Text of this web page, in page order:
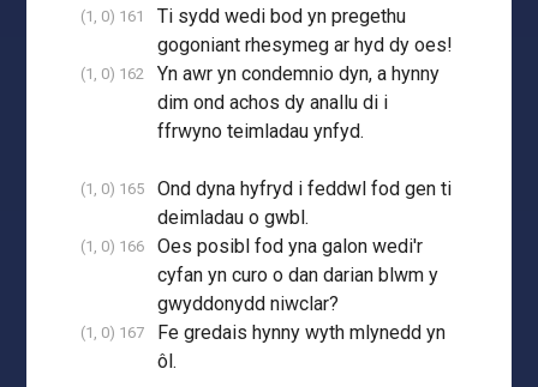
(1, 0) 161
Ti sydd wedi bod yn pregethu
gogoniant rhesymeg ar hyd dy oes!
(1, 0) 162
Yn awr yn condemnio dyn, a hynny
dim ond achos dy anallu di i
ffrwyno teimladau ynfyd.
(1, 0) 165
Ond dyna hyfryd i feddwl fod gen ti
deimladau o gwbl.
(1, 0) 166
Oes posibl fod yna galon wedi'r
cyfan yn curo o dan darian blwm y
gwyddonydd niwclar?
(1, 0) 167
Fe gredais hynny wyth mlynedd yn
ôl.